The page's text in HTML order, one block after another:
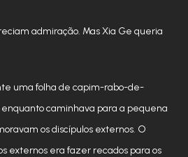
admiração. Mas Xia Ge queria
uma folha de capim-rabo-de-
caminhava para a pequena
os discípulos externos. O
externos era fazer recados para os